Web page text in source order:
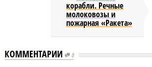
корабли. Речные
молоковозы и
пожарная «Ракета»
КОММЕНТАРИИ 0